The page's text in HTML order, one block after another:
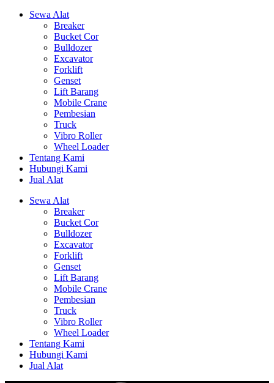
Sewa Alat
Breaker
Bucket Cor
Bulldozer
Excavator
Forklift
Genset
Lift Barang
Mobile Crane
Pembesian
Truck
Vibro Roller
Wheel Loader
Tentang Kami
Hubungi Kami
Jual Alat
Sewa Alat
Breaker
Bucket Cor
Bulldozer
Excavator
Forklift
Genset
Lift Barang
Mobile Crane
Pembesian
Truck
Vibro Roller
Wheel Loader
Tentang Kami
Hubungi Kami
Jual Alat